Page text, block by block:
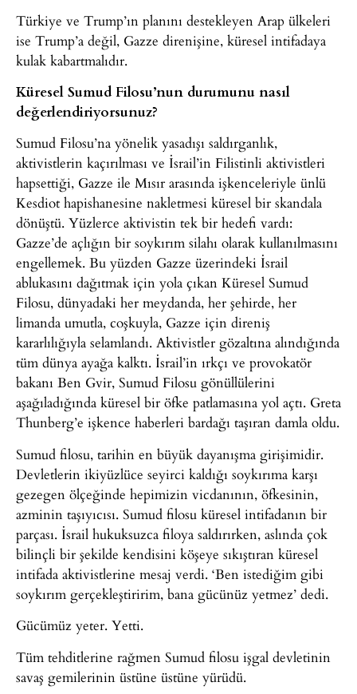
Türkiye ve Trump’ın planını destekleyen Arap ülkeleri
ise Trump’a değil, Gazze direnişine, küresel intifadaya
kulak kabartmalıdır.
Küresel Sumud Filosu’nun durumunu nasıl
değerlendiriyorsunuz?
Sumud Filosu’na yönelik yasadışı saldırganlık,
aktivistlerin kaçırılması ve İsrail’in Filistinli aktivistleri
hapsettiği, Gazze ile Mısır arasında işkenceleriyle ünlü
Kesdiot hapishanesine nakletmesi küresel bir skandala
dönüştü. Yüzlerce aktivistin tek bir hedefi vardı:
Gazze’de açlığın bir soykırım silahı olarak kullanılmasını
engellemek. Bu yüzden Gazze üzerindeki İsrail
ablukasını dağıtmak için yola çıkan Küresel Sumud
Filosu, dünyadaki her meydanda, her şehirde, her
limanda umutla, coşkuyla, Gazze için direniş
kararlılığıyla selamlandı. Aktivistler gözaltına alındığında
tüm dünya ayağa kalktı. İsrail’in ırkçı ve provokatör
bakanı Ben Gvir, Sumud Filosu gönüllülerini
aşağıladığında küresel bir öfke patlamasına yol açtı. Greta
Thunberg’e işkence haberleri bardağı taşıran damla oldu.
Sumud filosu, tarihin en büyük dayanışma girişimidir.
Devletlerin ikiyüzlüce seyirci kaldığı soykırıma karşı
gezegen ölçeğinde hepimizin vicdanının, öfkesinin,
azminin taşıyıcısı. Sumud filosu küresel intifadanın bir
parçası. İsrail hukuksuzca filoya saldırırken, aslında çok
bilinçli bir şekilde kendisini köşeye sıkıştıran küresel
intifada aktivistlerine mesaj verdi. ‘Ben istediğim gibi
soykırım gerçekleştiririm, bana gücünüz yetmez’ dedi.
Gücümüz yeter. Yetti.
Tüm tehditlerine rağmen Sumud filosu işgal devletinin
savaş gemilerinin üstüne üstüne yürüdü.